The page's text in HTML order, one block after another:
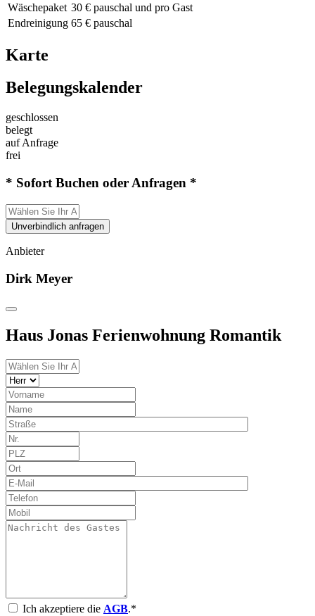
Wäschepaket 30 € pauschal und pro Gast
Endreinigung 65 € pauschal
Karte
Belegungskalender
geschlossen
belegt
auf Anfrage
frei
* Sofort Buchen oder Anfragen *
Unverbindlich anfragen
Anbieter
Dirk Meyer
Haus Jonas Ferienwohnung Romantik
Ich akzeptiere die AGB.*